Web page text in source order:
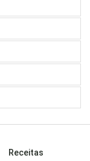
Receitas